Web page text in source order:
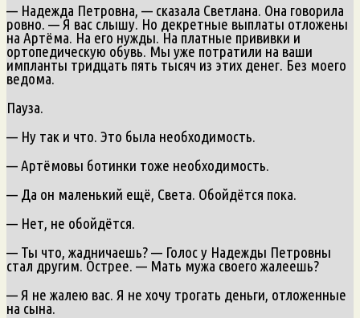
— Надежда Петровна, — сказала Светлана. Она говорила
ровно. — Я вас слышу. Но декретные выплаты отложены
на Артёма. На его нужды. На платные прививки и
ортопедическую обувь. Мы уже потратили на ваши
импланты тридцать пять тысяч из этих денег. Без моего
ведома.
Пауза.
— Ну так и что. Это была необходимость.
— Артёмовы ботинки тоже необходимость.
— Да он маленький ещё, Света. Обойдётся пока.
— Нет, не обойдётся.
— Ты что, жадничаешь? — Голос у Надежды Петровны
стал другим. Острее. — Мать мужа своего жалеешь?
— Я не жалею вас. Я не хочу трогать деньги, отложенные
на сына.